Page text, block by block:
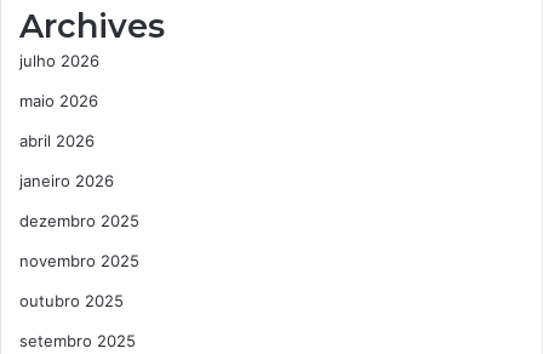
Archives
julho 2026
maio 2026
abril 2026
janeiro 2026
dezembro 2025
novembro 2025
outubro 2025
setembro 2025